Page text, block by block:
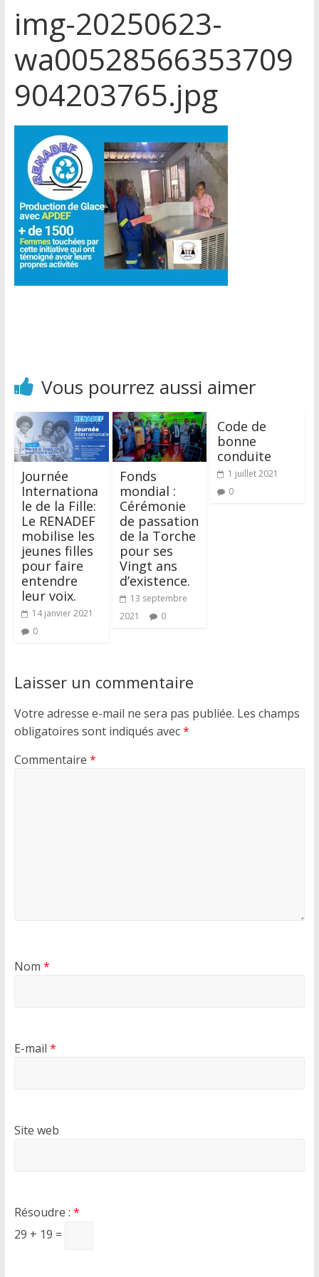
img-20250623-
wa00528566353709
904203765.jpg
Vous pourrez aussi aimer
Journée
Internationa
le de la Fille:
Le RENADEF
mobilise les
jeunes filles
pour faire
entendre
leur voix.
14 janvier 2021
0
Fonds
mondial :
Cérémonie
de passation
de la Torche
pour ses
Vingt ans
d’existence.
13 septembre
2021
0
Code de
bonne
conduite
1 juillet 2021
0
Laisser un commentaire
Votre adresse e-mail ne sera pas publiée. Les champs
obligatoires sont indiqués avec*
Commentaire *
Nom *
E-mail *
Site web
Résoudre : *
29 + 19 =